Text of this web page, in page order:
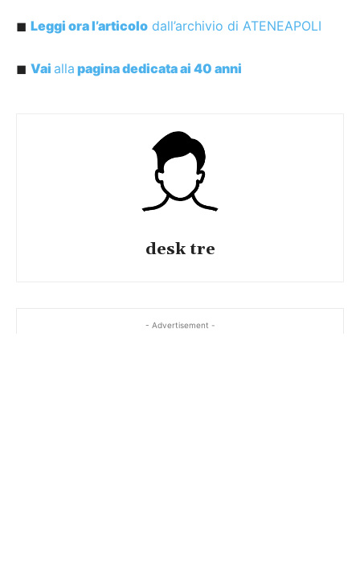
◼︎ Leggi ora l’articolo dall’archivio di ATENEAPOLI
◼︎ Vai alla pagina dedicata ai 40 anni
desk tre
- Advertisement -